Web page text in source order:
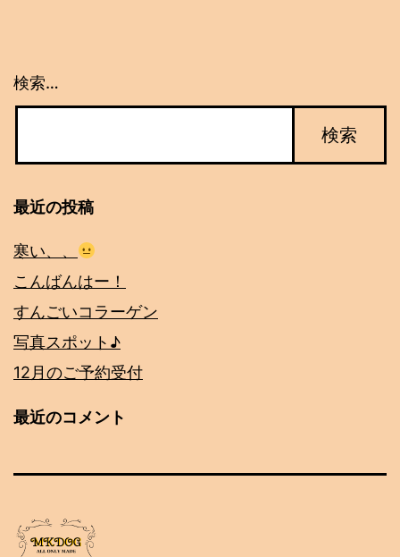
ョ
検索…
最近の投稿
寒い、、
こんばんはー！
すんごいコラーゲン
写真スポット♪
12月のご予約受付
最近のコメント